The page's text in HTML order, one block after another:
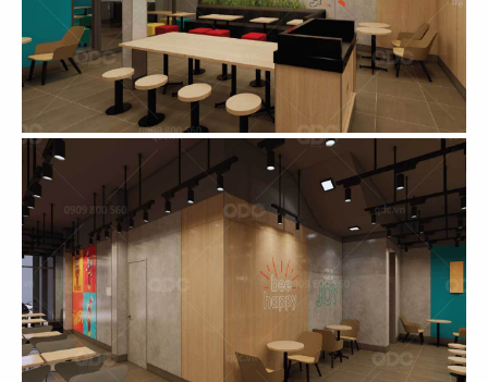
KOI THÉ
CN Nguyễn Gia Trí
KOI CAFÉ
CN Q.3
15
AMERICANO
COFFEE
CN Gò Vấp
16
DAO NIU GUO
CN Nguyễn Tri Phương